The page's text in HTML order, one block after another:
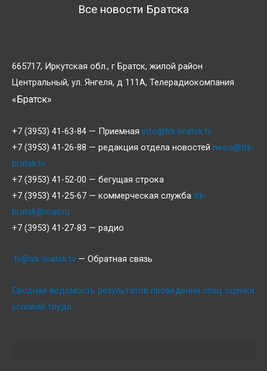
Все новости Братска
665717, Иркутская обл., г Братск, жилой район
Центральный, ул. Янгеля, д 111А, Телерадиокомпания
«Братск»
+7 (3953) 41-63-84 — Приемная info@trk-bratsk.tv
+7 (3953) 41-26-88 — редакция отдела новостей news@trk-
bratsk.tv
+7 (3953) 41-52-00 — бегущая строка
+7 (3953) 41-25-67 — коммерческая служба trk-
bratsk@mail.ru
+7 (3953) 41-27-83 — радио
tv@trk-bratsk.tv — Обратная связь
Сводная ведомость результатов проведения спец оценки
условий труда